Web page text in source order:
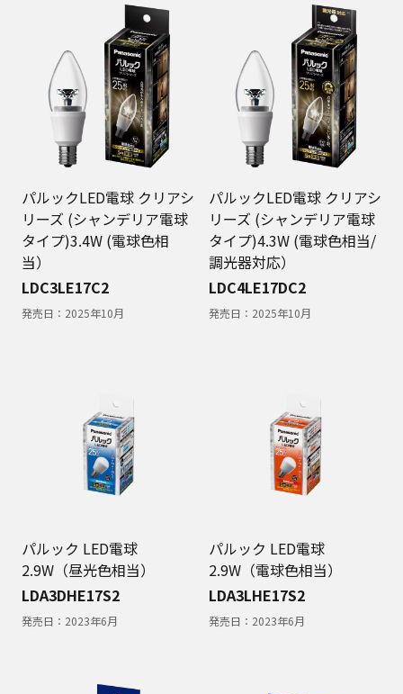
パルックLED電球 クリアシ
リーズ (シャンデリア電球
タイプ)3.4W (電球色相
当）
LDC3LE17C2
発売日： 2025年10月
パルックLED電球 クリアシ
リーズ (シャンデリア電球
タイプ)4.3W (電球色相当/
調光器対応）
LDC4LE17DC2
発売日： 2025年10月
パルック LED電球
2.9W（昼光色相当）
LDA3DHE17S2
発売日： 2023年6月
パルック LED電球
2.9W（電球色相当）
LDA3LHE17S2
発売日： 2023年6月